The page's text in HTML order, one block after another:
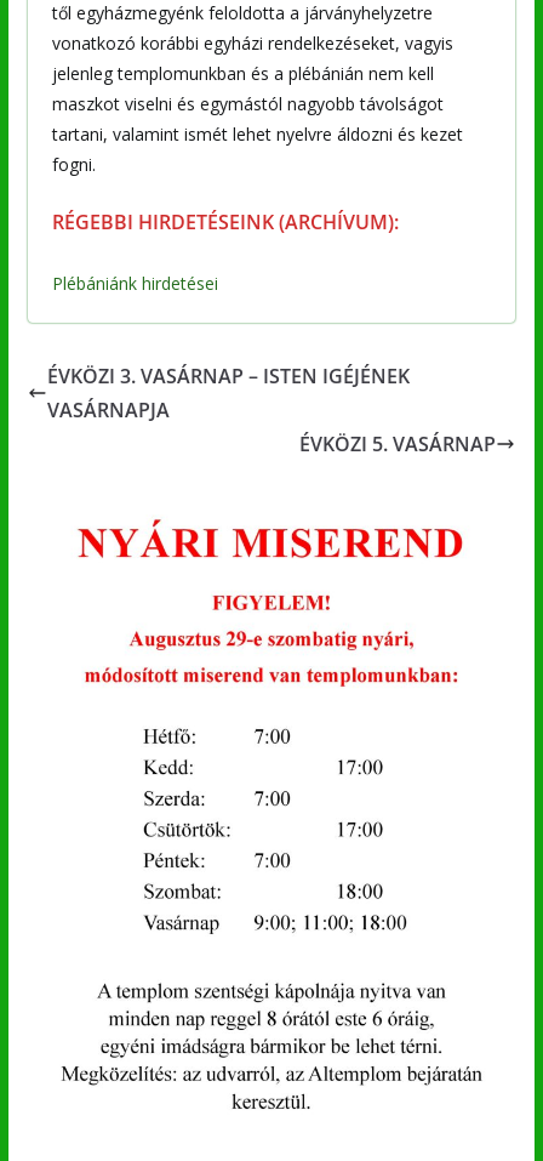
től egyházmegyénk feloldotta a járványhelyzetre
vonatkozó korábbi egyházi rendelkezéseket, vagyis
jelenleg templomunkban és a plébánián nem kell
maszkot viselni és egymástól nagyobb távolságot
tartani, valamint ismét lehet nyelvre áldozni és kezet
fogni.
RÉGEBBI HIRDETÉSEINK (ARCHÍVUM):
Plébániánk hirdetései
ÉVKÖZI 3. VASÁRNAP – ISTEN IGÉJÉNEK
VASÁRNAPJA
ÉVKÖZI 5. VASÁRNAP